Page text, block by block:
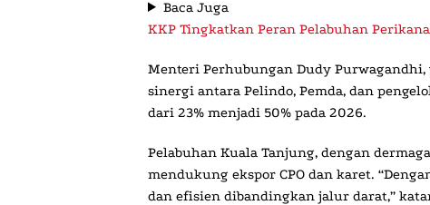
Baca Juga
KKP Tingkatkan Peran Pelabuhan
Menteri Perhubungan Dudy
sinergi antara Pelindo, Pemda, dan
dari 23% menjadi 50% pada 2026.
Pelabuhan Kuala Tanjung, dengan
mendukung ekspor CPO dan karet.
dan efisien dibandingkan jalur darat,”